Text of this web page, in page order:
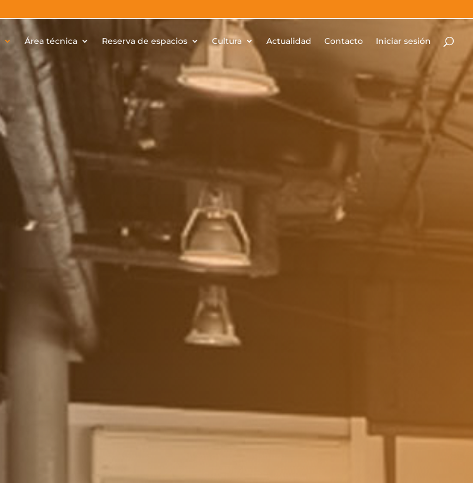
Área técnica Reserva de espacios Cultura Actualidad Contacto Iniciar sesión
Jornadas Técnicas